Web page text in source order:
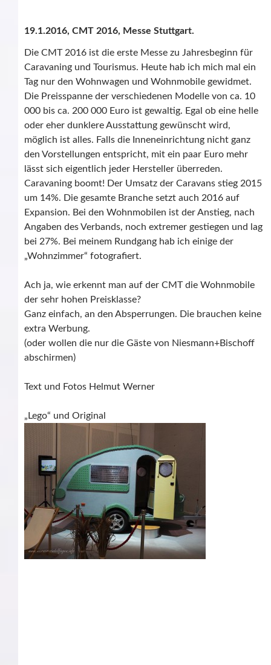
19.1.2016, CMT 2016, Messe Stuttgart.
Die CMT 2016 ist die erste Messe zu Jahresbeginn für
Caravaning und Tourismus. Heute hab ich mich mal ein
Tag nur den Wohnwagen und Wohnmobile gewidmet.
Die Preisspanne der verschiedenen Modelle von ca. 10
000 bis ca. 200 000 Euro ist gewaltig. Egal ob eine helle
oder eher dunklere Ausstattung gewünscht wird,
möglich ist alles. Falls die Inneneinrichtung nicht ganz
den Vorstellungen entspricht, mit ein paar Euro mehr
lässt sich eigentlich jeder Hersteller überreden.
Caravaning boomt! Der Umsatz der Caravans stieg 2015
um 14%. Die gesamte Branche setzt auch 2016 auf
Expansion. Bei den Wohnmobilen ist der Anstieg, nach
Angaben des Verbands, noch extremer gestiegen und lag
bei 27%. Bei meinem Rundgang hab ich einige der
„Wohnzimmer“ fotografiert.
Ach ja, wie erkennt man auf der CMT die Wohnmobile
der sehr hohen Preisklasse?
Ganz einfach, an den Absperrungen. Die brauchen keine
extra Werbung.
(oder wollen die nur die Gäste von Niesmann+Bischoff
abschirmen)
Text und Fotos Helmut Werner
„Lego“ und Original